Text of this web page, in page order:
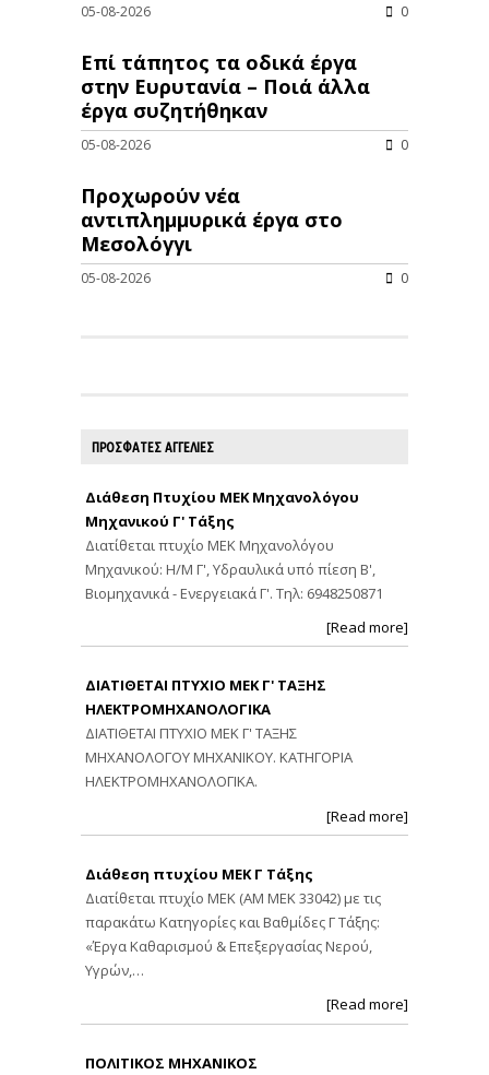
05-08-2026 0
Επί τάπητος τα οδικά έργα
στην Ευρυτανία – Ποιά άλλα
έργα συζητήθηκαν
05-08-2026 0
Προχωρούν νέα
αντιπλημμυρικά έργα στο
Μεσολόγγι
05-08-2026 0
ΠΡΟΣΦΑΤΕΣ ΑΓΓΕΛΙΕΣ
Διάθεση Πτυχίου ΜΕΚ Μηχανολόγου
Μηχανικού Γ' Τάξης
Διατίθεται πτυχίο ΜΕΚ Μηχανολόγου
Μηχανικού: Η/Μ Γ', Υδραυλικά υπό πίεση Β',
Βιομηχανικά - Ενεργειακά Γ'. Τηλ: 6948250871
[Read more]
ΔΙΑΤΙΘΕΤΑΙ ΠΤΥΧΙΟ ΜΕΚ Γ' ΤΑΞΗΣ
ΗΛΕΚΤΡΟΜΗΧΑΝΟΛΟΓΙΚΑ
ΔΙΑΤΙΘΕΤΑΙ ΠΤΥΧΙΟ ΜΕΚ Γ' ΤΑΞΗΣ
ΜΗΧΑΝΟΛΟΓΟΥ ΜΗΧΑΝΙΚΟΥ. ΚΑΤΗΓΟΡΙΑ
ΗΛΕΚΤΡΟΜΗΧΑΝΟΛΟΓΙΚΑ.
[Read more]
Διάθεση πτυχίου ΜΕΚ Γ Τάξης
Διατίθεται πτυχίο ΜΕΚ (ΑΜ ΜΕΚ 33042) με τις
παρακάτω Κατηγορίες και Βαθμίδες Γ Τάξης:
«Έργα Καθαρισμού & Επεξεργασίας Νερού,
Υγρών,…
[Read more]
ΠΟΛΙΤΙΚΟΣ ΜΗΧΑΝΙΚΟΣ